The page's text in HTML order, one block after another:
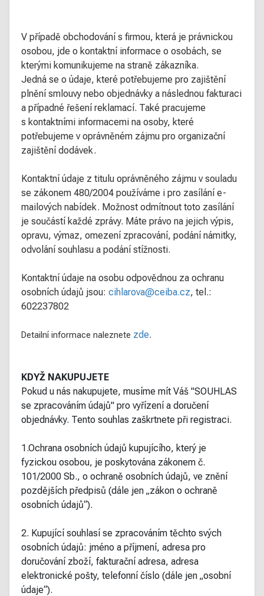
V případě obchodování s firmou, která je právnickou
osobou, jde o kontaktní informace o osobách, se
kterými komunikujeme na straně zákazníka.
Jedná se o údaje, které potřebujeme pro zajištění
plnění smlouvy nebo objednávky a následnou fakturaci
a případné řešení reklamací. Také pracujeme
s kontaktními informacemi na osoby, které
potřebujeme v oprávněném zájmu pro organizační
zajištění dodávek.
Kontaktní údaje z titulu oprávněného zájmu v souladu
se zákonem 480/2004 používáme i pro zasílání e-
mailových nabídek. Možnost odmítnout toto zasílání
je součástí každé zprávy. Máte právo na jejich výpis,
opravu, výmaz, omezení zpracování, podání námitky,
odvolání souhlasu a podání stížnosti.
Kontaktní údaje na osobu odpovědnou za ochranu
osobních údajů jsou: cihlarova@ceiba.cz, tel.:
602237802
Detailní informace naleznete zde.
KDYŽ NAKUPUJETE
Pokud u nás nakupujete, musíme mít Váš "SOUHLAS
se zpracováním údajů" pro vyřízení a doručení
objednávky. Tento souhlas zaškrtnete při registraci.
1.Ochrana osobních údajů kupujícího, který je
fyzickou osobou, je poskytována zákonem č.
101/2000 Sb., o ochraně osobních údajů, ve znění
pozdějších předpisů (dále jen „zákon o ochraně
osobních údajů“).
2. Kupující souhlasí se zpracováním těchto svých
osobních údajů: jméno a příjmení, adresa pro
doručování zboží, fakturační adresa, adresa
elektronické pošty, telefonní číslo (dále jen „osobní
údaje“).